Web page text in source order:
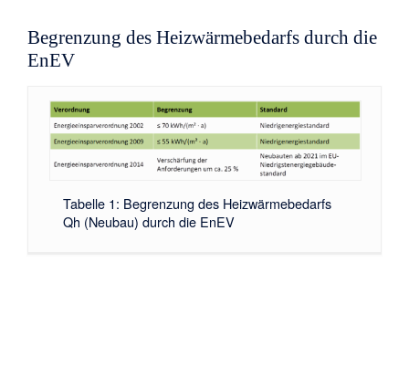
Begrenzung des Heizwärmebedarfs durch die
EnEV
Tabelle 1: Begrenzung des Heizwärmebedarfs
Qh (Neubau) durch die EnEV